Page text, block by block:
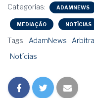
Categorias: ADAMNEWS
MEDIAÇÃO NOTÍCIAS
Tags: AdamNews
Notícias